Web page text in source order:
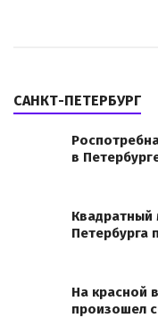
САНКТ-ПЕТЕРБУРГ
в
Квадратный
Петербурга
На красной
произошел